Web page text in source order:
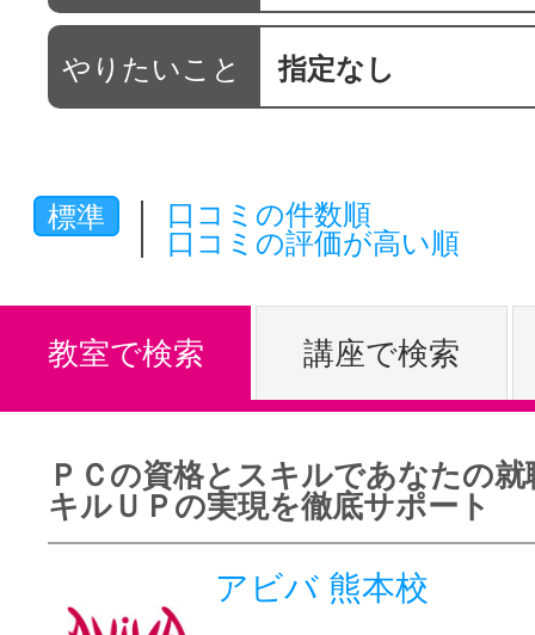
通信講座を
やりたいこ
特集をみる
グッドスク
掲載のお問
やりたいこと 指定なし
標準
口コミの件数順
口コミの評価が高い順
教室で検索 講座で検索
ＰＣの資格とスキルであなたの就
キルＵＰの実現を徹底サポート
アビバ 熊本校